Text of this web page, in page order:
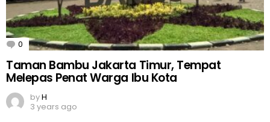
0 Comments
Taman Bambu Jakarta Timur, Tempat
Melepas Penat Warga Ibu Kota
byH
3 years ago